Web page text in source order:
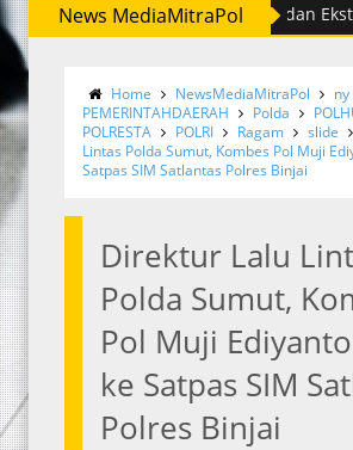
News MediaMitraPol
Sabu dan Ekstasi
Home NewsMediaMitraPol
ny
PEMERINTAHDAERAH
Polda
POLRESTA
POLRI Ragam slide
Lintas Polda Sumut, Kombes Pol Muji
Satpas SIM Satlantas Polres Binjai
Direktur Lalu
Polda Sumut,
Pol Muji
ke Satpas SIM
Polres Binjai